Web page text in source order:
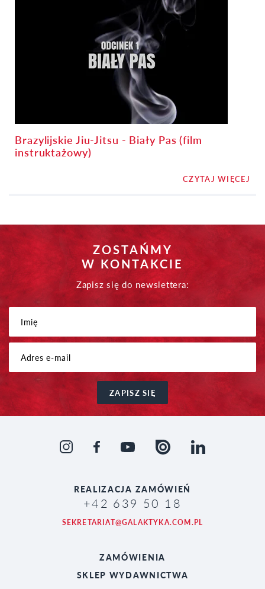
Brazylijskie Jiu-Jitsu - Biały Pas (film
instruktażowy)
CZYTAJ WIĘCEJ
ZOSTAŃMY
W KONTAKCIE
Zapisz się do newslettera:
ZAPISZ SIĘ
REALIZACJA ZAMÓWIEŃ
+42 639 50 18
SEKRETARIAT@GALAKTYKA.COM.PL
ZAMÓWIENIA
SKLEP WYDAWNICTWA